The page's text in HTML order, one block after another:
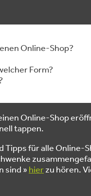
Online-Shop?
Form?
Online-Shop
tappen.
Tipps für alle Online-
sind » hierzu hören.